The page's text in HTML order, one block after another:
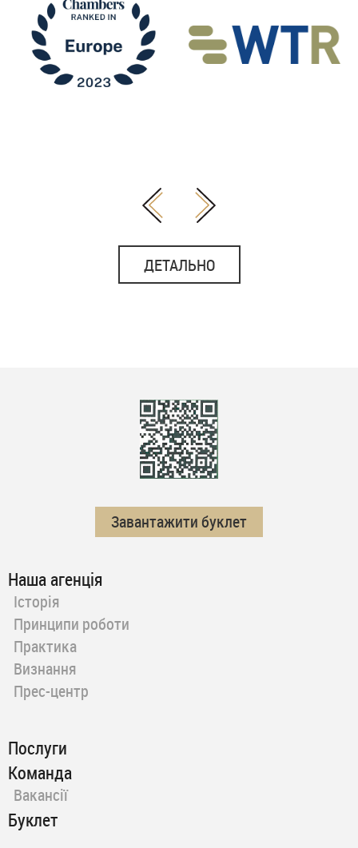
ДЕТАЛЬНО
Завантажити буклет
Наша агенція
Історія
Принципи роботи
Практика
Визнання
Прес-центр
Послуги
Команда
Вакансії
Буклет